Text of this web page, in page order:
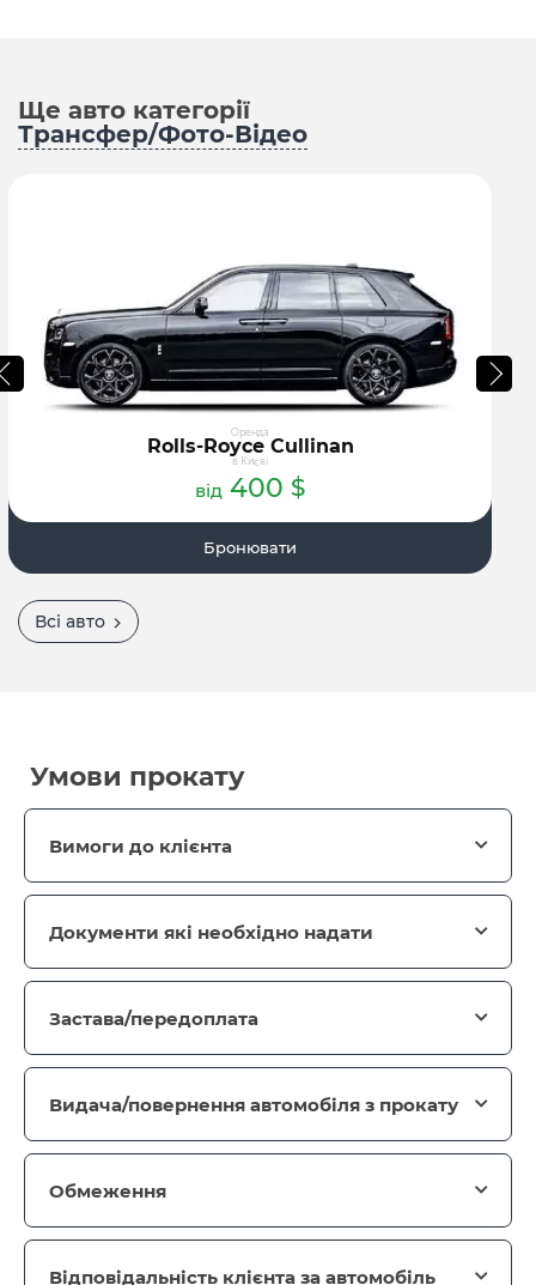
Ще авто категорії
Трансфер/Фото-Відео
Оренда
Rolls-Royce Cullinan
в Києві
від 400 $
Бронювати
Всі авто
Умови прокату
Вимоги до клієнта
Документи які необхідно надати
Застава/передоплата
Видача/повернення автомобіля з прокату
Обмеження
Відповідальність клієнта за автомобіль